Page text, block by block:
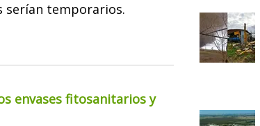
serían temporarios.
envases fitosanitarios y